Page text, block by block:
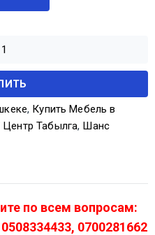
, Купить Мебель в
Табылга, Шанс
по всем вопросам:
0700281662